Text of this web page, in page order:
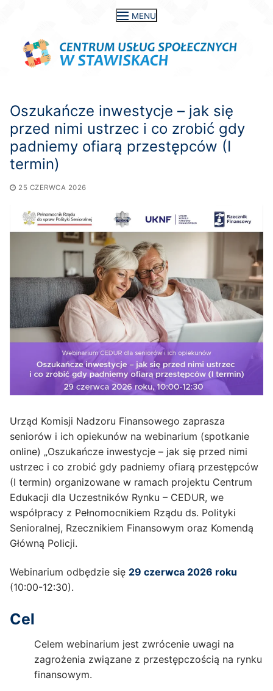
MENU
Oszukańcze inwestycje – jak się
przed nimi ustrzec i co zrobić gdy
padniemy ofiarą przestępców (I
termin)
25 CZERWCA 2026
Urząd Komisji Nadzoru Finansowego zaprasza
seniorów i ich opiekunów na webinarium (spotkanie
online) „Oszukańcze inwestycje – jak się przed nimi
ustrzec i co zrobić gdy padniemy ofiarą przestępców
(I termin) organizowane w ramach projektu Centrum
Edukacji dla Uczestników Rynku – CEDUR, we
współpracy z Pełnomocnikiem Rządu ds. Polityki
Senioralnej, Rzecznikiem Finansowym oraz Komendą
Główną Policji.
Webinarium odbędzie się 29 czerwca 2026 roku
(10:00-12:30).
Cel
Celem webinarium jest zwrócenie uwagi na
zagrożenia związane z przestępczością na rynku
finansowym.